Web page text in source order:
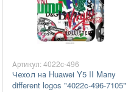
Артикул: 4022c-496
Чехол на Huawei Y5 II Many
different logos "4022c-496-7105"